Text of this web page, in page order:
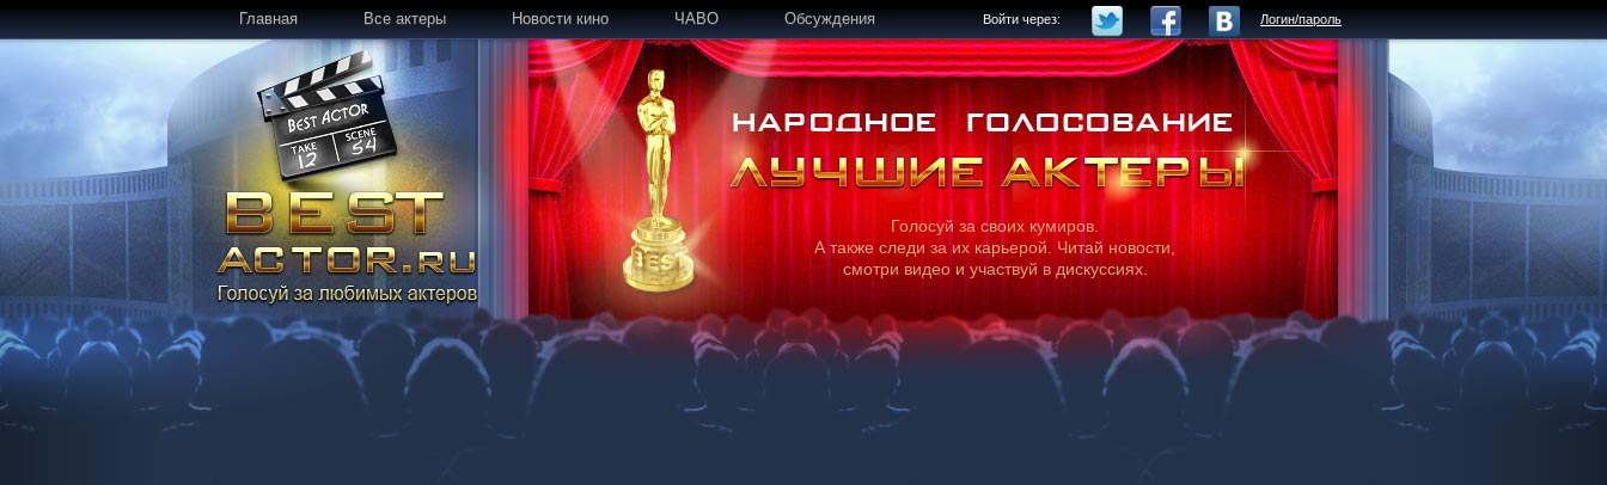
Главная Все актеры Новости кино ЧАВО Обсуждения Войти через: Логин/пароль
Голосуй за своих кумиров.
А также следи за их карьерой. Читай новости,
смотри видео и участвуй в дискуссиях.